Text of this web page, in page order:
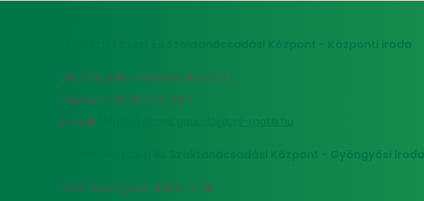
2100 Gödöllő, Páter Károly utca 1.
Telefon: +36 30 272 0206
E-mail:
MATE Felnőttképzési és Szaktanácsadási Központ - Gyöngyösi iroda
3200 Gyöngyös, Mátrai út 36.